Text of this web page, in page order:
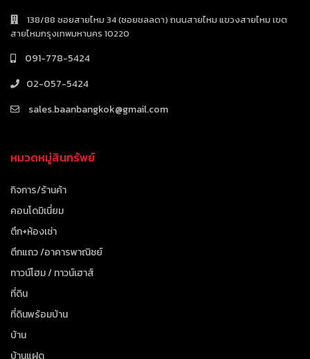
138/88 ซอยสายไหม 34 (ซอยชลลดา) ถนนสายไหม แขวงสายไหม เขต
สายไหมกรุงเทพมหานคร 10220
091-778-5424
02-057-5424
sales.baanbangkok@gmail.com
หมวดหมู่สินทรัพย์
กิจการ/ร้านค้า
คอนโดมิเนี่ยม
ตึก+ห้องเช่า
ตึกแถว /อาคารพาณิชย์
ทาวน์โฮม / ทาวน์เฮาส์
ที่ดิน
ที่ดินพร้อมบ้าน
บ้าน
บ้านแฝด